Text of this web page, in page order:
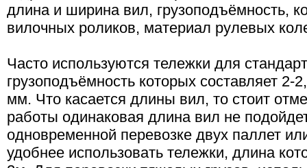
длина и ширина вил, грузоподъёмность,
вилочных роликов, материал рулевых
Часто используются тележки для
грузоподъёмность которых составляет
мм. Что касается длины вил, то стоит
работы одинаковая длина вил не
одновременной перевозке двух паллет
удобнее использовать тележки, длина